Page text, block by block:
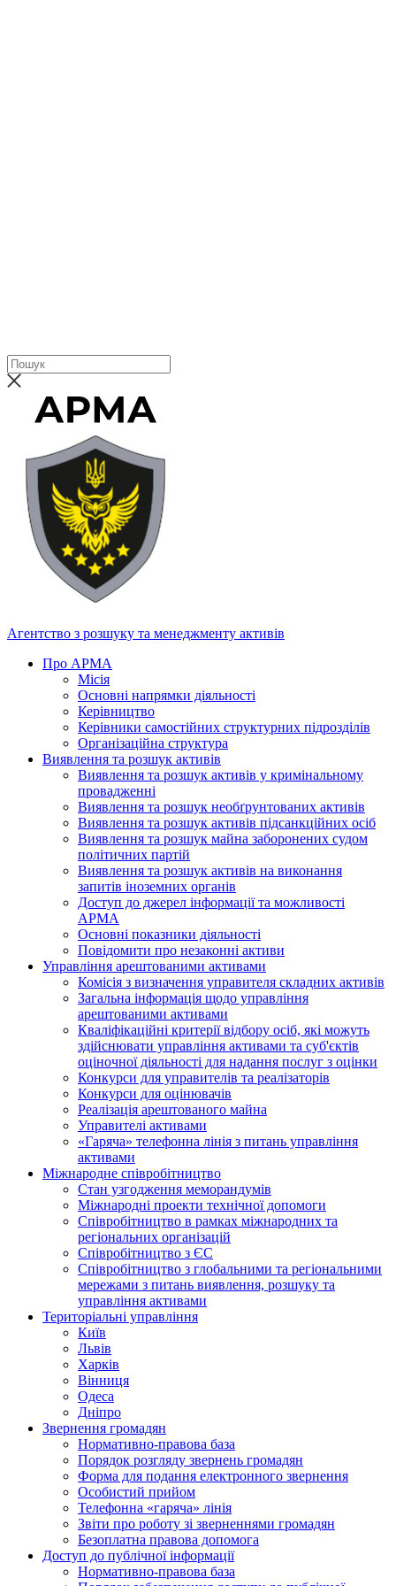
Агентство з розшуку та менеджменту активів
Про АРМА
Місія
Основні напрямки діяльності
Керівництво
Керівники самостійних структурних підрозділів
Організаційна структура
Виявлення та розшук активів
Виявлення та розшук активів у кримінальному
провадженні
Виявлення та розшук необґрунтованих активів
Виявлення та розшук активів підсанкційних осіб
Виявлення та розшук майна заборонених судом
політичних партій
Виявлення та розшук активів на виконання
запитів іноземних органів
Доступ до джерел інформації та можливості
АРМА
Основні показники діяльності
Повідомити про незаконні активи
Управління арештованими активами
Комісія з визначення управителя складних активів
Загальна інформація щодо управління
арештованими активами
Кваліфікаційні критерії відбору осіб, які можуть
здiйснювати управління активами та суб'єктів
оціночної діяльності для надання послуг з оцінки
Конкурси для управителів та реалізаторів
Конкурси для оцінювачів
Реалізація арештованого майна
Управителі активами
«Гаряча» телефонна лінія з питань управління
активами
Міжнародне співробітництво
Стан узгодження меморандумів
Міжнародні проекти технічної допомоги
Співробітництво в рамках міжнародних та
регіональних організацій
Співробітництво з ЄС
Співробітництво з глобальними та регіональними
мережами з питань виявлення, розшуку та
управління активами
Територіальні управління
Київ
Львів
Харків
Вінниця
Одеса
Дніпро
Звернення громадян
Нормативно-правова база
Порядок розгляду звернень громадян
Форма для подання електронного звернення
Особистий прийом
Телефонна «гаряча» лінія
Звіти про роботу зі зверненнями громадян
Безоплатна правова допомога
Доступ до публічної інформації
Нормативно-правова база